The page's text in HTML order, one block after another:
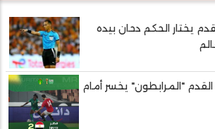
يختار الحكم دحان بيده
"المرابطون" يخسر أمام